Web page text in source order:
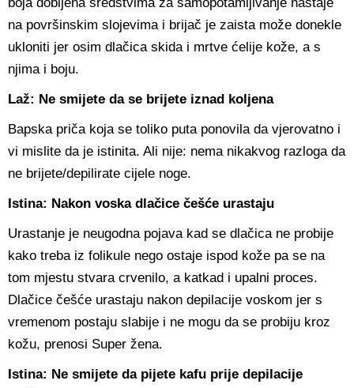
boja dobijena sredstvima za samopotamljivanje nastaje
na površinskim slojevima i brijač je zaista može donekle
ukloniti jer osim dlačica skida i mrtve ćelije kože, a s
njima i boju.
Laž: Ne smijete da se brijete iznad koljena
Bapska priča koja se toliko puta ponovila da vjerovatno i
vi mislite da je istinita. Ali nije: nema nikakvog razloga da
ne brijete/depilirate cijele noge.
Istina: Nakon voska dlačice češće urastaju
Urastanje je neugodna pojava kad se dlačica ne probije
kako treba iz folikule nego ostaje ispod kože pa se na
tom mjestu stvara crvenilo, a katkad i upalni proces.
Dlačice češće urastaju nakon depilacije voskom jer s
vremenom postaju slabije i ne mogu da se probiju kroz
kožu, prenosi Super žena.
Istina: Ne smijete da pijete kafu prije depilacije